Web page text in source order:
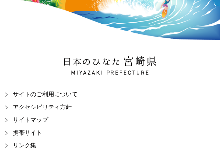
日本のひなた 宮崎県
MIYAZAKI PREFECTURE
サイトのご利用について
アクセシビリティ方針
サイトマップ
携帯サイト
リンク集